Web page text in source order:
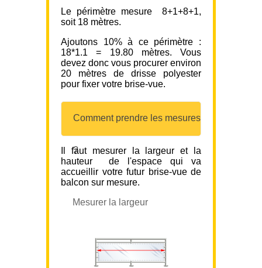
Le périmètre mesure 8+1+8+1,
soit 18 mètres.
Ajoutons 10% à ce périmètre :
18*1.1 = 19.80 mètres. Vous
devez donc vous procurer environ
20 mètres de drisse polyester
pour fixer votre brise-vue.
Comment prendre les mesures
?
Il faut mesurer la largeur et la
hauteur de l'espace qui va
accueillir votre futur brise-vue de
balcon sur mesure.
Mesurer la largeur